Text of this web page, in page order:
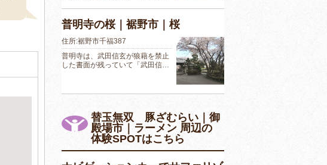
普明寺の桜｜裾野市｜桜
住所:裾野市千福387
普明寺は、武田信玄が狼藉を禁止
した書面が残っていて「武田信…
替玉無双 豚ざむらい｜御
殿場市｜ラーメン 周辺の
体験SPOTはこちら